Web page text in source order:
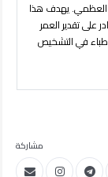
العظمي. يهدف هذا
على تقدير العمر
في التشخيص
مشاركة